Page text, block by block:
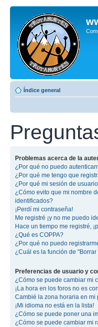
Índice general
Problemas acerca de la
¿Por qué no puedo
¿Por qué me tengo que
¿Por qué mi sesión de
¿Cómo evito que mi nombre
identificados?
¡Perdí mi contraseña!
Me registré ¡y no me puedo
Hace un tiempo me registré,
¿Qué es COPPA?
¿Por qué no puedo
¿Cuál es la función de
Preferencias de usuario y
¿Cómo se puede cambiar mi
¡La hora en los foros no es
Cambié la zona horaria en mi
¡Mi idioma no está en la lista!
¿Cómo se puede poner una
¿Cómo se puede cambiar mi